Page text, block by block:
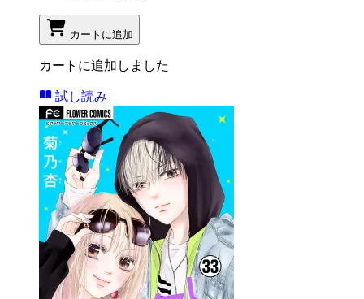
カートに追加
カートに追加しました
試し読み